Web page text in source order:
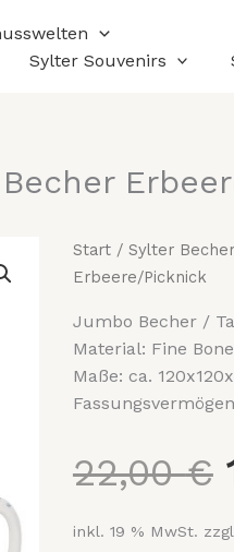
Sylter Souvenirs
Start/ Sylter
Erbeere/Picknick
Jumbo Becher/
Material: Fine
Maße: ca.
22,00€
inkl. 19 % MwSt.
Tee
Maass
Becher
Erbeere/Picknick
Menge